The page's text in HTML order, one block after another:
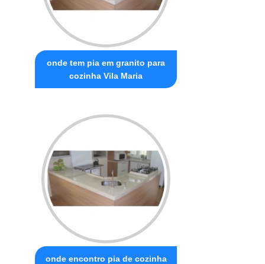
onde tem pia em granito para
cozinha Vila Maria
onde encontro pia de cozinha